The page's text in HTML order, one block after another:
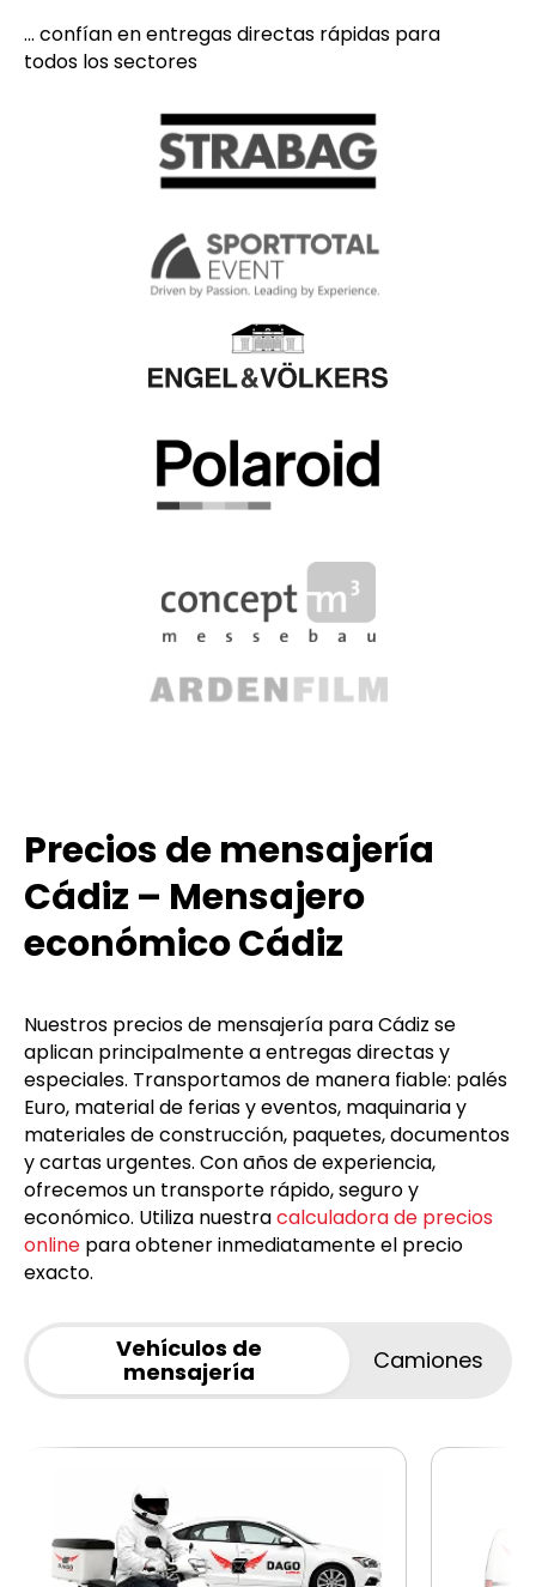
... confían en entregas directas rápidas para
todos los sectores
Precios de mensajería
Cádiz – Mensajero
económico Cádiz
Nuestros precios de mensajería para Cádiz se
aplican principalmente a entregas directas y
especiales. Transportamos de manera fiable: palés
Euro, material de ferias y eventos, maquinaria y
materiales de construcción, paquetes, documentos
y cartas urgentes. Con años de experiencia,
ofrecemos un transporte rápido, seguro y
económico. Utiliza nuestracalculadora de precios
online para obtener inmediatamente el precio
exacto.
Vehículos de
mensajería
Camiones